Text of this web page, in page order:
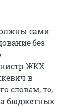
сами
без
ЖКХ
в
словам, то,
бюджетных